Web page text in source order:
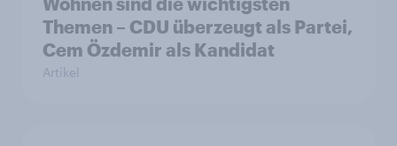
Themen – CDU überzeugt als Partei,
Cem Özdemir als Kandidat
Artikel